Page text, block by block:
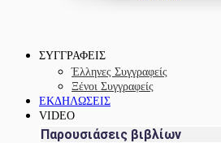
ΣΥΓΓΡΑΦΕΙΣ
Έλληνες Συγγραφείς
Ξένοι Συγγραφείς
ΕΚΔΗΛΩΣΕΙΣ
VIDEO
Παρουσιάσεις βιβλίων